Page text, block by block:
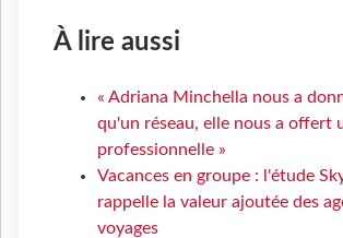
À lire aussi
« Adriana Minchella nous a
qu'un réseau, elle nous a offert
professionnelle »
Vacances en groupe : l'étude
rappelle la valeur ajoutée des
voyages